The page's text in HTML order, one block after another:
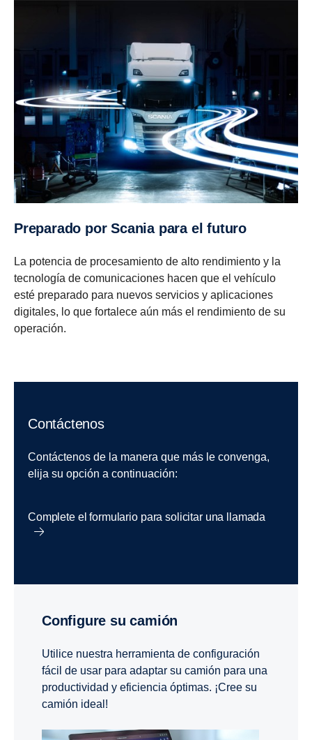
Preparado por Scania para el futuro
La potencia de procesamiento de alto rendimiento y la
tecnología de comunicaciones hacen que el vehículo
esté preparado para nuevos servicios y aplicaciones
digitales, lo que fortalece aún más el rendimiento de su
operación.
Contáctenos
Contáctenos de la manera que más le convenga,
elija su opción a continuación:
Complete el formulario para solicitar una llamada
Configure su camión
Utilice nuestra herramienta de configuración
fácil de usar para adaptar su camión para una
productividad y eficiencia óptimas. ¡Cree su
camión ideal!